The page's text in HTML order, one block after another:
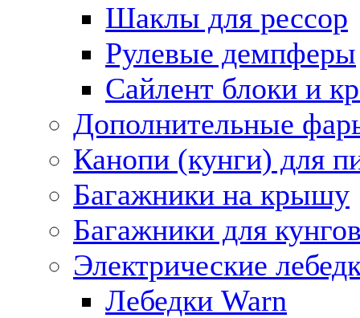
Шаклы для рессор
Рулевые демпферы
Сайлент блоки и
Дополнительные
Канопи (кунги) для
Багажники на крышу
Багажники для
Электрические
Лебедки Warn